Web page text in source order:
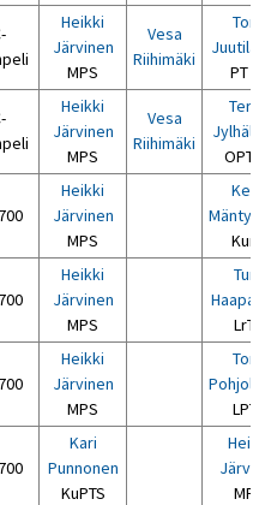
Heikki
Järvinen
MPS
Vesa
Riihimäki
PT
Heikki
Järvinen
MPS
Vesa
Riihimäki
Heikki
Järvinen
MPS
Heikki
Järvinen
MPS
Heikki
Järvinen
MPS
Kari
Punnonen
KuPTS